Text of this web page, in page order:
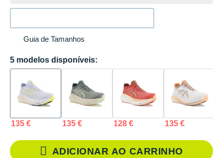
Guia de Tamanhos
5 modelos disponíveis:
135 € 135 € 128 € 135 €
ADICIONAR AO CARRINHO